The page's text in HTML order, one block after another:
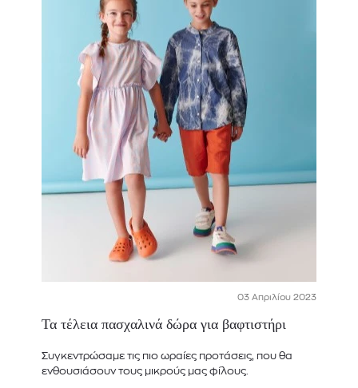
03 Απριλίου 2023
Τα τέλεια πασχαλινά δώρα για βαφτιστήρι
Συγκεντρώσαμε τις πιο ωραίες προτάσεις, που θα
ενθουσιάσουν τους μικρούς μας φίλους.